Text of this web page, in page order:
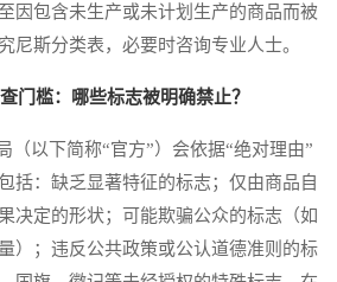
因包含未生产或未计划生产的商品而被
尼斯分类表，必要时咨询专业人士。
门槛：哪些标志被明确禁止？
以下简称“官方”）会依据“绝对理由”
括：缺乏显著特征的标志；仅由商品自
决定的形状；可能欺骗公众的标志（如
）；违反公共政策或公认道德准则的标